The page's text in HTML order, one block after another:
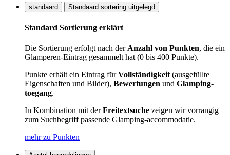
standaard Standaard sortering uitgelegd
Standard Sortierung erklärt
Die Sortierung erfolgt nach der Anzahl von Punkten, die ein
Glamperen-Eintrag gesammelt hat (0 bis 400 Punkte).
Punkte erhält ein Eintrag fürVollständigkeit (ausgefüllte
Eigenschaften und Bilder), Bewertungen und Glamping-
toegang.
In Kombination mit derFreitextsuche zeigen wir vorrangig
zum Suchbegriff passende Glamping-accommodatie.
mehr zu Punkten